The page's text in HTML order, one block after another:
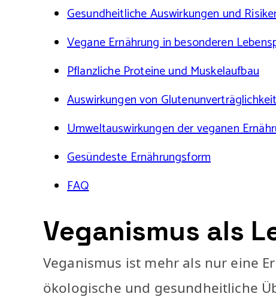
Gesundheitliche Auswirkungen und
Vegane Ernährung in besonderen
Pflanzliche Proteine und Muskelaufbau
Auswirkungen von
Umweltauswirkungen der veganen
Gesündeste Ernährungsform
FAQ
Veganismus als
Veganismus ist mehr als nur eine
ökologische und gesundheitliche